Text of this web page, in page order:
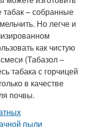
– собранные
Но легче и
как чистую
(Табазол –
табака с горчицей
в качестве
почвы.